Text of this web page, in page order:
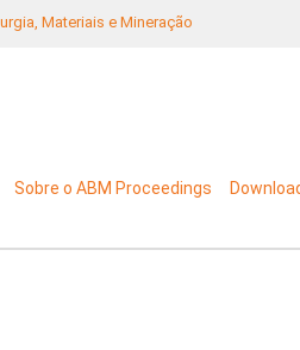
Materiais e Mineração
Sobre o ABM Proceedings